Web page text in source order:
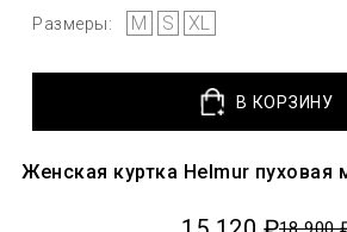
Размеры: M S XL
В КОРЗИНУ
Женская куртка Helmur пуховая